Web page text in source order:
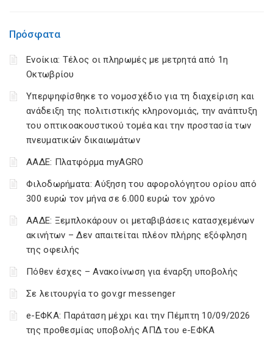
Πρόσφατα
Ενοίκια: Τέλος οι πληρωμές με μετρητά από 1η
Οκτωβρίου
Υπερψηφίσθηκε το νομοσχέδιο για τη διαχείριση και
ανάδειξη της πολιτιστικής κληρονομιάς, την ανάπτυξη
του οπτικοακουστικού τομέα και την προστασία των
πνευματικών δικαιωμάτων
ΑΑΔΕ: Πλατφόρμα myAGRO
Φιλοδωρήματα: Αύξηση του αφορολόγητου ορίου από
300 ευρώ τον μήνα σε 6.000 ευρώ τον χρόνο
ΑΑΔΕ: Ξεμπλοκάρουν οι μεταβιβάσεις κατασχεμένων
ακινήτων – Δεν απαιτείται πλέον πλήρης εξόφληση
της οφειλής
Πόθεν έσχες – Ανακοίνωση για έναρξη υποβολής
Σε λειτουργία το gov.gr messenger
e-ΕΦΚΑ: Παράταση μέχρι και την Πέμπτη 10/09/2026
της προθεσμίας υποβολής ΑΠΔ του e-ΕΦΚΑ